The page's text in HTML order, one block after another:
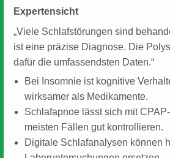
Expertensicht
„Viele Schlafstörungen sind
ist eine präzise Diagnose. Die
dafür die umfassendsten Daten.“
Bei Insomnie ist kognitive
wirksamer als Medikamente.
Schlafapnoe lässt sich mit
meisten Fällen gut kontrollieren.
Digitale Schlafanalysen können